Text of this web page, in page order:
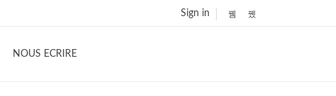
Sign in
NOUS ECRIRE